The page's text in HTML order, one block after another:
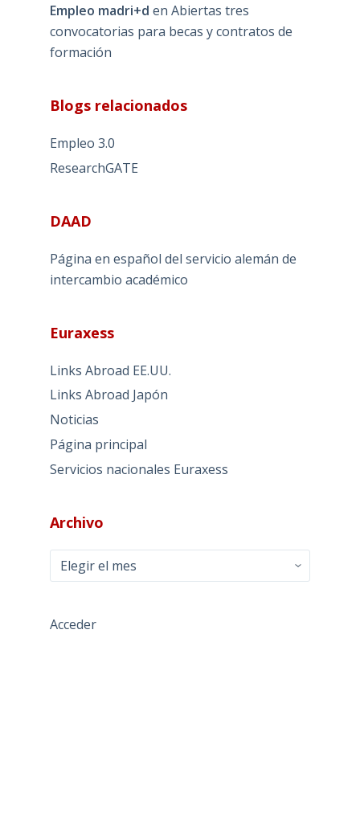
Empleo madri+d en Abiertas tres
convocatorias para becas y contratos de
formación
Blogs relacionados
Empleo 3.0
ResearchGATE
DAAD
Página en español del servicio alemán de
intercambio académico
Euraxess
Links Abroad EE.UU.
Links Abroad Japón
Noticias
Página principal
Servicios nacionales Euraxess
Archivo
Archivo
Acceder